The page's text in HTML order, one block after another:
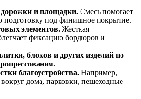
и площадки. Смесь помогает
подготовку под финишное покрытие.
элементов. Жесткая
фиксацию бордюров и
блоков и других изделий по
благоустройства. Например,
дома, парковки, пешеходные